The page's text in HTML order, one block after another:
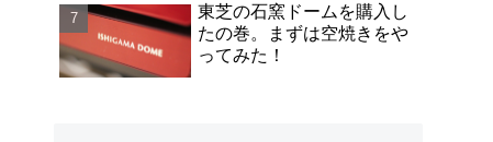
東芝の石窯ドームを購入し
たの巻。まずは空焼きをや
ってみた！